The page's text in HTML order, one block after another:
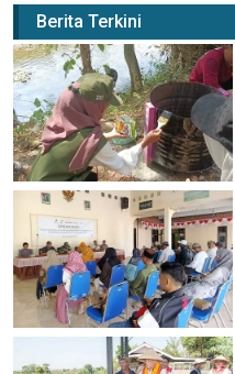
Berita Terkini